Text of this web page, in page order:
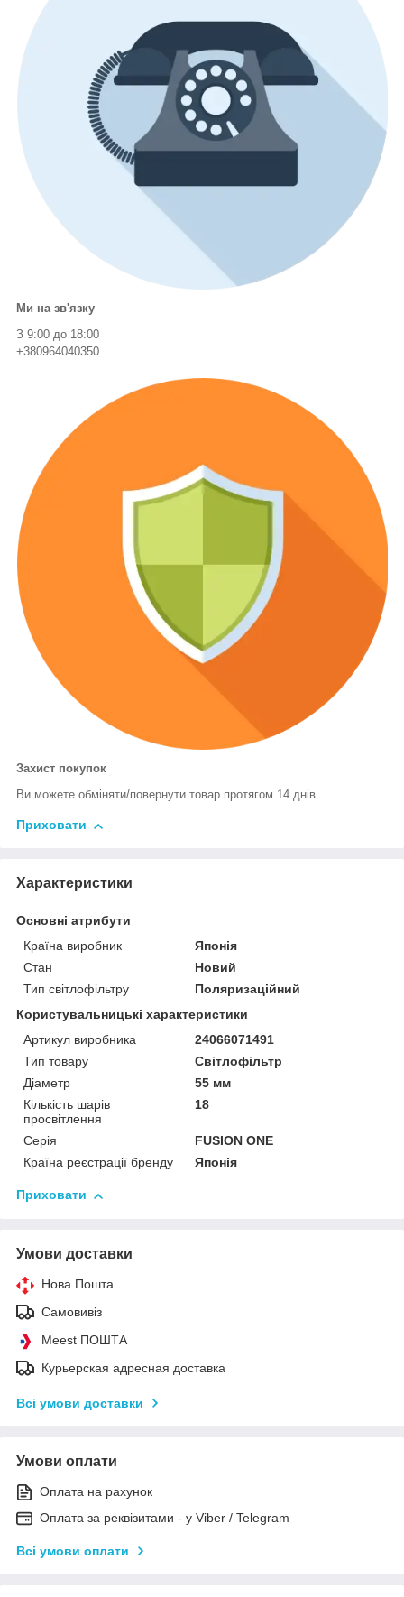
Ми на зв'язку
З 9:00 до 18:00
+380964040350
Захист покупок
Ви можете обміняти/повернути товар протягом 14 днів
Приховати
Характеристики
Основні атрибути
Країна виробник
Японія
Стан
Новий
Тип світлофільтру
Поляризаційний
Користувальницькі характеристики
Артикул виробника
24066071491
Тип товару
Світлофільтр
Діаметр
55 мм
Кількість шарів
просвітлення
18
Серія
FUSION ONE
Країна реєстрації бренду
Японія
Приховати
Умови доставки
Нова Пошта
Самовивіз
Meest ПОШТА
Курьерская адресная доставка
Всі умови доставки
Умови оплати
Оплата на рахунок
Оплата за реквізитами - у Viber / Telegram
Всі умови оплати